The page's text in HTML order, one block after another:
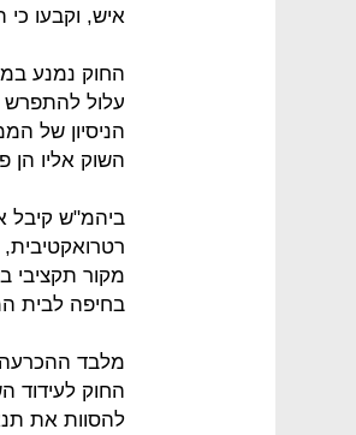
איש, וקבעו כי
החוק נמנע
עלול להתפרש
הניסיון של
השוק אליו הן
ביהמ"ש קיבל
מקור תקציבי
בחיפה לבית
מלבד
החוק לעידוד
להסוות את